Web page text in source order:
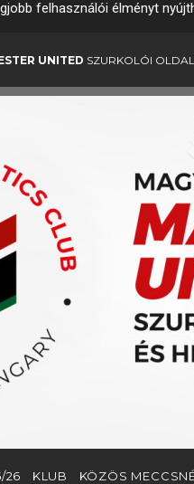
felhasználói élményt
UNITED SZURKOLÓI
26 KLUB KÖZÖS